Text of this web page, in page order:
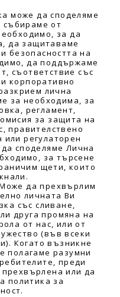
може да споделяме
събираме от
за да
да защитаваме
безопасността на
да поддържаме
съответствие със
корпоративно
лична
за необходима, за
регламент,
за защита на
правителствено
или регулаторен
споделяме Лична
за търсене
щети, които
да прехвърлим
личната Ви
със сливане,
друга промяна на
от нас, или от
(във всеки
Когато възникне
полагаме разумни
преди
или да
политика за